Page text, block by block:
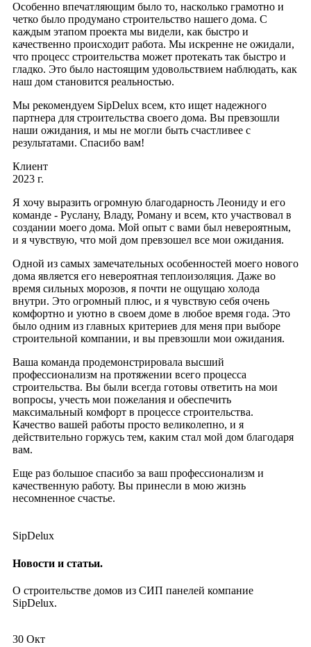
Особенно впечатляющим было то, насколько грамотно и
четко было продумано строительство нашего дома. С
каждым этапом проекта мы видели, как быстро и
качественно происходит работа. Мы искренне не ожидали,
что процесс строительства может протекать так быстро и
гладко. Это было настоящим удовольствием наблюдать, как
наш дом становится реальностью.
Мы рекомендуем SipDelux всем, кто ищет надежного
партнера для строительства своего дома. Вы превзошли
наши ожидания, и мы не могли быть счастливее с
результатами. Спасибо вам!
Клиент
2023 г.
Я хочу выразить огромную благодарность Леониду и его
команде - Руслану, Владу, Роману и всем, кто участвовал в
создании моего дома. Мой опыт с вами был невероятным,
и я чувствую, что мой дом превзошел все мои ожидания.
Одной из самых замечательных особенностей моего нового
дома является его невероятная теплоизоляция. Даже во
время сильных морозов, я почти не ощущаю холода
внутри. Это огромный плюс, и я чувствую себя очень
комфортно и уютно в своем доме в любое время года. Это
было одним из главных критериев для меня при выборе
строительной компании, и вы превзошли мои ожидания.
Ваша команда продемонстрировала высший
профессионализм на протяжении всего процесса
строительства. Вы были всегда готовы ответить на мои
вопросы, учесть мои пожелания и обеспечить
максимальный комфорт в процессе строительства.
Качество вашей работы просто великолепно, и я
действительно горжусь тем, каким стал мой дом благодаря
вам.
Еще раз большое спасибо за ваш профессионализм и
качественную работу. Вы принесли в мою жизнь
несомненное счастье.
SipDelux
Новости и статьи.
О строительстве домов из СИП панелей компание
SipDelux.
30 Окт